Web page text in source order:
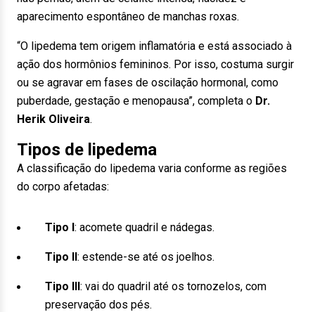
aparecimento espontâneo de manchas roxas.
“O lipedema tem origem inflamatória e está associado à
ação dos hormônios femininos. Por isso, costuma surgir
ou se agravar em fases de oscilação hormonal, como
puberdade, gestação e menopausa”, completa o Dr.
Herik Oliveira.
Tipos de lipedema
A classificação do lipedema varia conforme as regiões
do corpo afetadas:
Tipo I: acomete quadril e nádegas.
Tipo II: estende-se até os joelhos.
Tipo III: vai do quadril até os tornozelos, com
preservação dos pés.